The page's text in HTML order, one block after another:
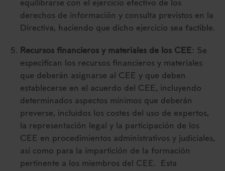
equilibrarse con el ejercicio efectivo de los
derechos de información y consulta previstos en la
Directiva, haciendo que dicho ejercicio sea factible.
Recursos financieros y materiales de los CEE: Se
especifican los recursos financieros y materiales
que deberán asignarse al CEE y que deben
establecerse en el acuerdo del CEE, incluyendo
determinados aspectos mínimos que deberán
preverse, incluidos los costes del uso de expertos,
la representación legal y la participación de los
CEE en procedimientos administrativos y judiciales,
así como para la impartición de la formación
pertinente a los miembros del CEE. Esta